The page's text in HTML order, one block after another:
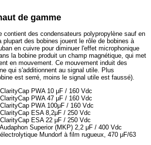
de gamme
contient des condensateurs polypropylène sauf en
plupart des bobines jouent le rôle de bobines à
en cuivre pour diminuer l'effet microphonique
la bobine produit un champ magnétique, qui met
en mouvement. Ce mouvement induit des
qui s'additionnent au signal utile. Plus
est serré, moins le signal utile est faussé).
PWA 10 μF / 160 Vdc
PWA 47 μF / 160 Vdc
PWA 100μF / 160 Vdc
ESA 8,2μF / 250 Vdc
ESA 22 μF / 250 Vdc
Superior (MKP) 2,2 μF / 400 Vdc
Mundorf à film rugueux, 470 μF/63